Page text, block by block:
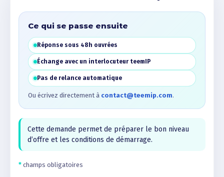
Ce qui se passe ensuite
Réponse sous 48h ouvrées
Échange avec un interlocuteur teemIP
Pas de relance automatique
Ou écrivez directement à contact@teemip.com.
Cette demande permet de préparer le bon niveau
d’offre et les conditions de démarrage.
* champs obligatoires